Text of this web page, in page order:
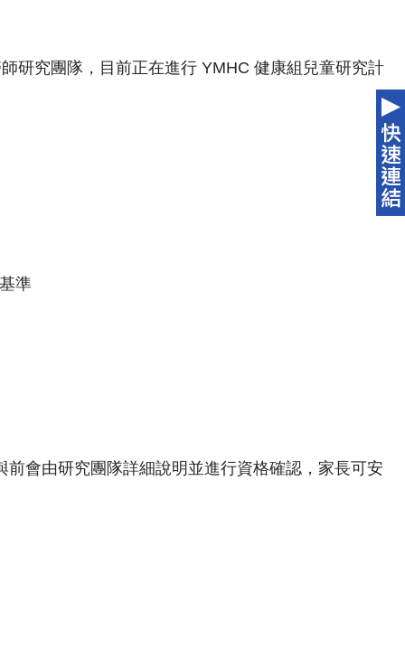
研究團隊，目前正在進行 YMHC 健康組兒童研究計
準
會由研究團隊詳細說明並進行資格確認，家長可安